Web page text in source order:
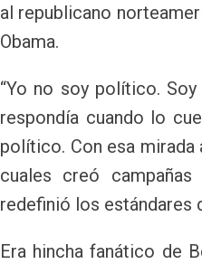
al republicano
Obama.
“Yo no soy político.
respondía cuando lo
político. Con esa mirada
cuales creó
redefinió los estándares
Era hincha fanático de